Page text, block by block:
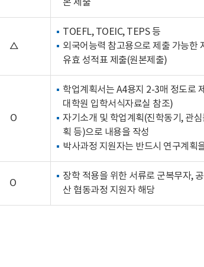
본 제출
△
TOEFL, TOEIC, TEPS 등
외국어능력 참고용으로 제출 가능한
유효 성적표 제출(원본제출)
O
학업계획서는 A4용지 2-3매 정도로
대학원 입학서식자료실 참조)
자기소개 및 학업계획(진학동기, 관심
획 등)으로 내용을 작성
박사과정 지원자는 반드시 연구계획
O
장학 적용을 위한 서류로 군복무자,
산 협동과정 지원자 해당